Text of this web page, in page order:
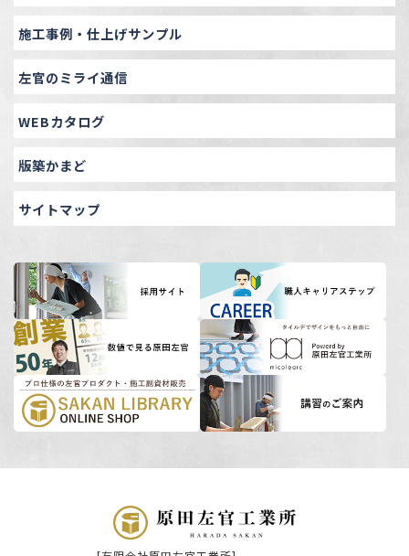
施工事例・仕上げサンプル
左官のミライ通信
WEBカタログ
版築かまど
サイトマップ